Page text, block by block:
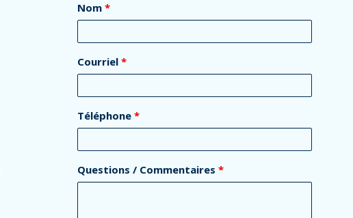
Nom *
Courriel *
Téléphone *
Questions / Commentaires *